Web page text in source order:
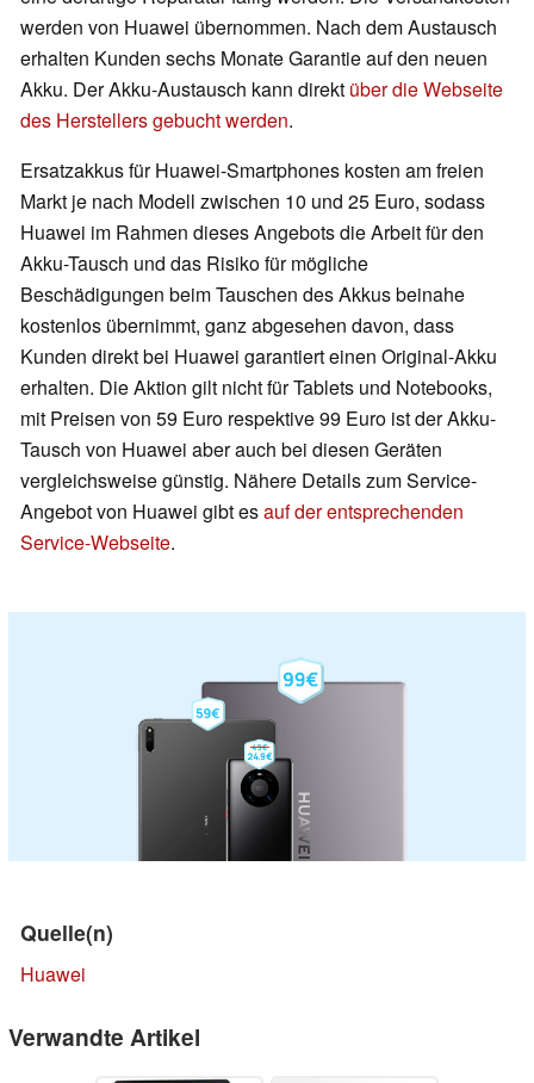
werden von Huawei übernommen. Nach dem Austausch
erhalten Kunden sechs Monate Garantie auf den neuen
Akku. Der Akku-Austausch kann direkt über die Webseite
des Herstellers gebucht werden.
Ersatzakkus für Huawei-Smartphones kosten am freien
Markt je nach Modell zwischen 10 und 25 Euro, sodass
Huawei im Rahmen dieses Angebots die Arbeit für den
Akku-Tausch und das Risiko für mögliche
Beschädigungen beim Tauschen des Akkus beinahe
kostenlos übernimmt, ganz abgesehen davon, dass
Kunden direkt bei Huawei garantiert einen Original-Akku
erhalten. Die Aktion gilt nicht für Tablets und Notebooks,
mit Preisen von 59 Euro respektive 99 Euro ist der Akku-
Tausch von Huawei aber auch bei diesen Geräten
vergleichsweise günstig. Nähere Details zum Service-
Angebot von Huawei gibt esauf der entsprechenden
Service-Webseite.
Quelle(n)
Huawei
Verwandte Artikel